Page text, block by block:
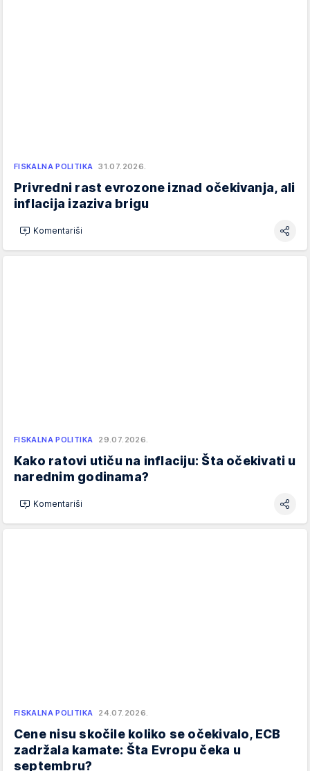
FISKALNA POLITIKA 31.07.2026.
Privredni rast evrozone iznad očekivanja, ali
inflacija izaziva brigu
Komentariši
FISKALNA POLITIKA 29.07.2026.
Kako ratovi utiču na inflaciju: Šta očekivati u
narednim godinama?
Komentariši
FISKALNA POLITIKA 24.07.2026.
Cene nisu skočile koliko se očekivalo, ECB
zadržala kamate: Šta Evropu čeka u
septembru?